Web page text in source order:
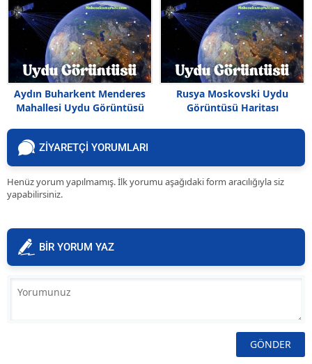
Aydın Buharkent Menderes
Mahallesi Uydu Görüntüsü
Rusya Moskovski Uydu
Görüntüsü Haritası
ZİYARETÇİ YORUMLARI
Henüz yorum yapılmamış. İlk yorumu aşağıdaki form aracılığıyla siz
yapabilirsiniz.
BİR YORUM YAZ